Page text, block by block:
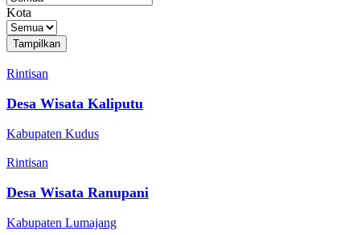
Kota
Tampilkan
Rintisan
Desa Wisata Kaliputu
Kabupaten Kudus
Rintisan
Desa Wisata Ranupani
Kabupaten Lumajang